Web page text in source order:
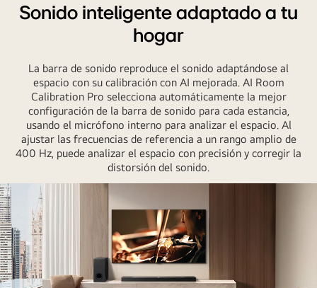
Sonido inteligente adaptado a tu
hogar
La barra de sonido reproduce el sonido adaptándose al
espacio con su calibración con AI mejorada. AI Room
Calibration Pro selecciona automáticamente la mejor
configuración de la barra de sonido para cada estancia,
usando el micrófono interno para analizar el espacio. Al
ajustar las frecuencias de referencia a un rango amplio de
400 Hz, puede analizar el espacio con precisión y corregir la
distorsión del sonido.